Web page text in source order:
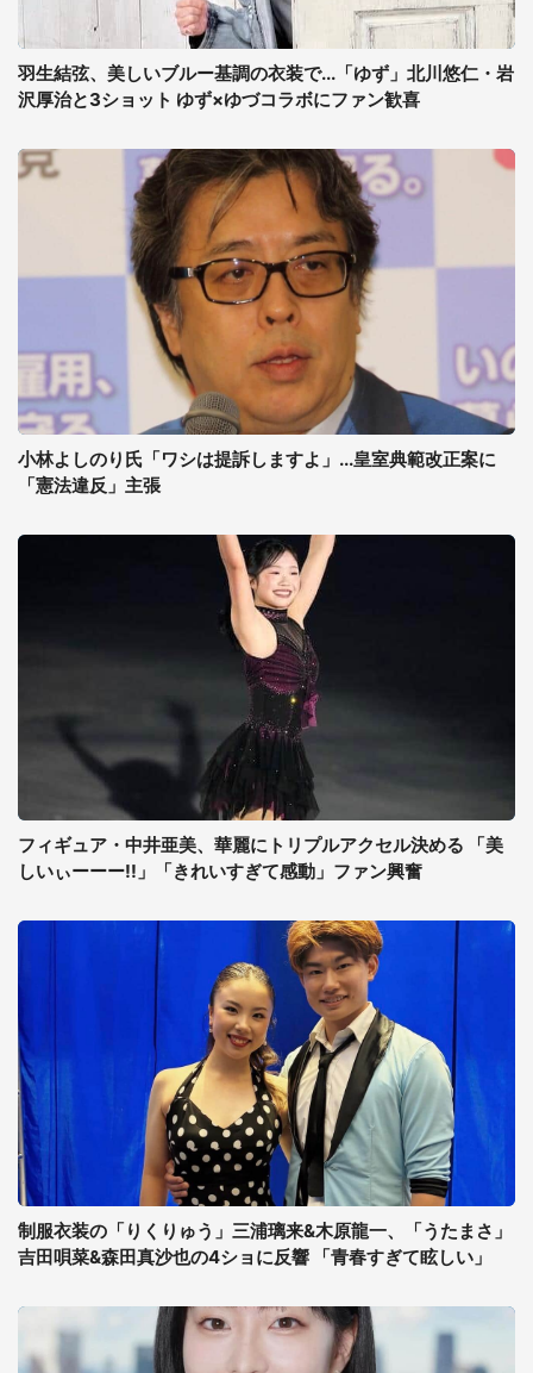
羽生結弦、美しいブルー基調の衣装で...「ゆず」北川悠仁・岩
沢厚治と3ショット ゆず×ゆづコラボにファン歓喜
小林よしのり氏「ワシは提訴しますよ」...皇室典範改正案に
「憲法違反」主張
フィギュア・中井亜美、華麗にトリプルアクセル決める 「美
しいぃーーー!!」「きれいすぎて感動」ファン興奮
制服衣装の「りくりゅう」三浦璃来&木原龍一、「うたまさ」
吉田唄菜&森田真沙也の4ショに反響 「青春すぎて眩しい」